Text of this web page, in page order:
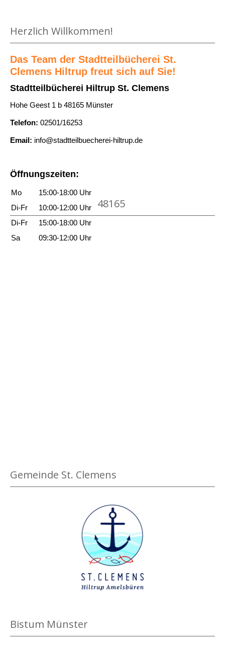
Herzlich Willkommen!
Das Team der Stadtteilbücherei St.
Clemens Hiltrup freut sich auf Sie!
Stadtteilbücherei Hiltrup St. Clemens
Hohe Geest 1 b 48165 Münster
Telefon: 02501/16253
Email: info@stadtteilbuecherei-hiltrup.de
Öffnungszeiten:
Mo
15:00-18:00 Uhr
Di-Fr
10:00-12:00 Uhr
Di-Fr
15:00-18:00 Uhr
Sa
09:30-12:00 Uhr
48165
Gemeinde St. Clemens
Bistum Münster